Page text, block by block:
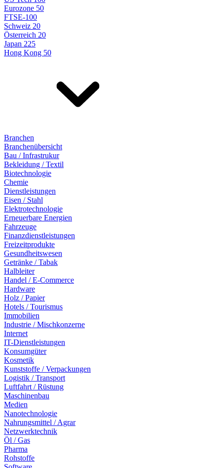
Eurozone 50
FTSE-100
Schweiz 20
Österreich 20
Japan 225
Hong Kong 50
Branchen
Branchenübersicht
Bau / Infrastrukur
Bekleidung / Textil
Biotechnologie
Chemie
Dienstleistungen
Eisen / Stahl
Elektrotechnologie
Erneuerbare Energien
Fahrzeuge
Finanzdienstleistungen
Freizeitprodukte
Gesundheitswesen
Getränke / Tabak
Halbleiter
Handel / E-Commerce
Hardware
Holz / Papier
Hotels / Tourismus
Immobilien
Industrie / Mischkonzerne
Internet
IT-Dienstleistungen
Konsumgüter
Kosmetik
Kunststoffe / Verpackungen
Logistik / Transport
Luftfahrt / Rüstung
Maschinenbau
Medien
Nanotechnologie
Nahrungsmittel / Agrar
Netzwerktechnik
Öl / Gas
Pharma
Rohstoffe